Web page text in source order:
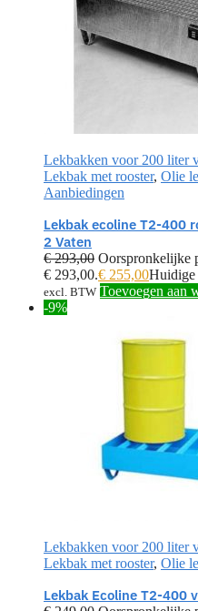
Lekbakken voor 200 liter
Lekbak met rooster, Olie
Aanbiedingen
Lekbak ecoline T2-400
2 Vaten
€293,00 Oorspronkelijke
€ 293,00.€ 255,00Huidige
excl. BTW Toevoegen aan
-9%
Lekbakken voor 200 liter
Lekbak met rooster, Olie
Lekbak Ecoline T2-400